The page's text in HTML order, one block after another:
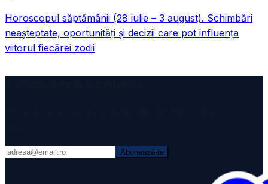
Horoscopul săptămânii (28 iulie – 3 august). Schimbări
neașteptate, oportunități și decizii care pot influența
viitorul fiecărei zodii
Abonează-te